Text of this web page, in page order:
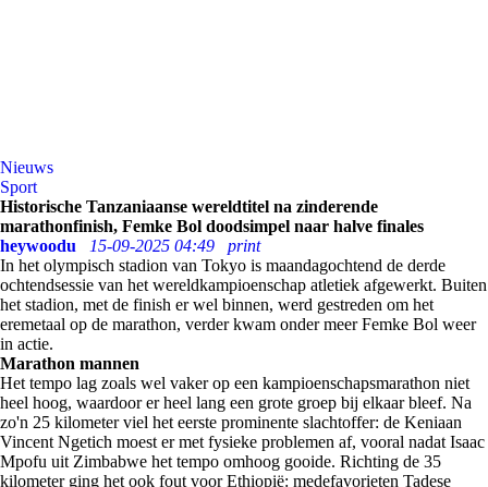
Nieuws
Sport
Historische Tanzaniaanse wereldtitel na zinderende
marathonfinish, Femke Bol doodsimpel naar halve finales
heywoodu
15-09-2025 04:49
print
In het olympisch stadion van Tokyo is maandagochtend de derde
ochtendsessie van het wereldkampioenschap atletiek afgewerkt. Buiten
het stadion, met de finish er wel binnen, werd gestreden om het
eremetaal op de marathon, verder kwam onder meer Femke Bol weer
in actie.
Marathon mannen
Het tempo lag zoals wel vaker op een kampioenschapsmarathon niet
heel hoog, waardoor er heel lang een grote groep bij elkaar bleef. Na
zo'n 25 kilometer viel het eerste prominente slachtoffer: de Keniaan
Vincent Ngetich moest er met fysieke problemen af, vooral nadat Isaac
Mpofu uit Zimbabwe het tempo omhoog gooide. Richting de 35
kilometer ging het ook fout voor Ethiopië: medefavorieten Tadese